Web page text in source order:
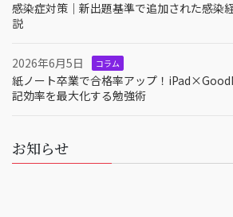
感染症対策｜新出題基準で追加された感染
説
2026年6月5日 コラム
紙ノート卒業で合格率アップ！
記効率を最大化する勉強術
お知らせ